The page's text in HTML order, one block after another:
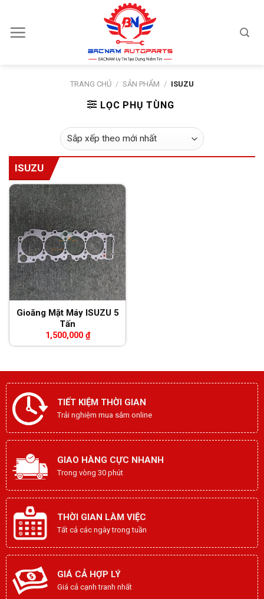
content
TRANG CHỦ / SẢN PHẨM / ISUZU
LỌC PHỤ TÙNG
ISUZU
Gioăng Mặt Máy ISUZU 5
Tấn
1,500,000 ₫
TIẾT KIỆM THỜI GIAN
Trải nghiệm mua sắm online
GIAO HÀNG CỰC NHANH
Trong vòng 30 phút
THỜI GIAN LÀM VIỆC
Tất cả các ngày trong tuần
GIÁ CẢ HỢP LÝ
Giá cả cạnh tranh nhất